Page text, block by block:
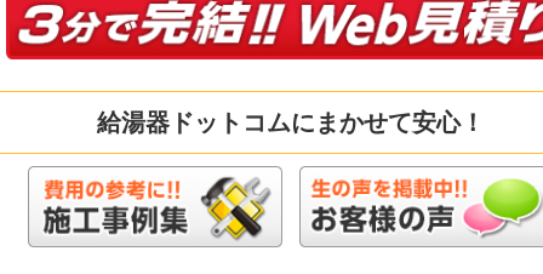
給湯器ドットコムにまかせて安心！